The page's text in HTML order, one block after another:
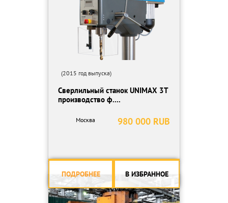
(2015 год выпуска)
Сверлильный станок UNIMAX 3T
производство ф....
980 000 RUB
Москва
ПОДРОБНЕЕ В ИЗБРАННОЕ